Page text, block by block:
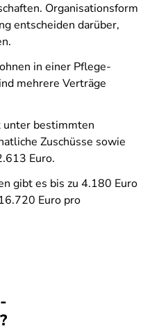
Organisationsform
entscheiden darüber,
in einer Pflege-
mehrere Verträge
unter bestimmten
Zuschüsse sowie
Euro.
gibt es bis zu 4.180 Euro
Euro pro